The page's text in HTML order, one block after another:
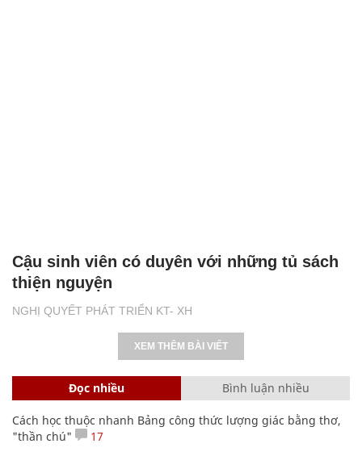
NGHỊ QUYẾT PHÁT TRIỂN KT- XH
Cậu sinh viên có duyên với những tủ sách
thiện nguyện
XEM THÊM BÀI VIẾT
Đọc nhiều Bình luận nhiều
Cách học thuộc nhanh Bảng công thức lượng giác bằng thơ,
"thần chú"
17